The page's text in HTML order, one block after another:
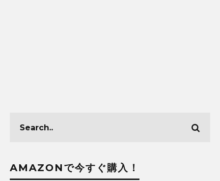
AMAZONで今すぐ購入！